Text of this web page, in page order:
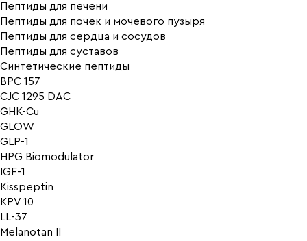
Пептиды для печени
Пептиды для почек и мочевого пузыря
Пептиды для сердца и сосудов
Пептиды для суставов
Синтетические пептиды
BPC 157
CJC 1295 DAC
GHK-Cu
GLOW
GLP-1
HPG Biomodulator
IGF-1
Kisspeptin
KPV 10
LL-37
Melanotan II